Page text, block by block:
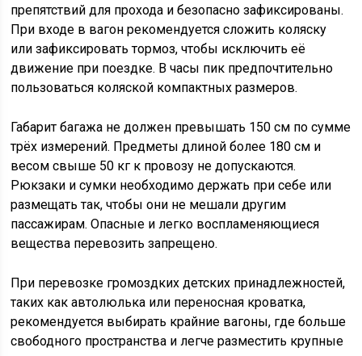
препятствий для прохода и безопасно зафиксированы.
При входе в вагон рекомендуется сложить коляску
или зафиксировать тормоз, чтобы исключить её
движение при поездке. В часы пик предпочтительно
пользоваться коляской компактных размеров.
Габарит багажа не должен превышать 150 см по сумме
трёх измерений. Предметы длиной более 180 см и
весом свыше 50 кг к провозу не допускаются.
Рюкзаки и сумки необходимо держать при себе или
размещать так, чтобы они не мешали другим
пассажирам. Опасные и легко воспламеняющиеся
вещества перевозить запрещено.
При перевозке громоздких детских принадлежностей,
таких как автолюлька или переносная кроватка,
рекомендуется выбирать крайние вагоны, где больше
свободного пространства и легче разместить крупные